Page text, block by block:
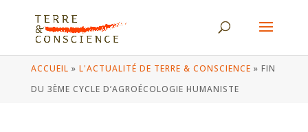
ACCUEIL » L'ACTUALITÉ DE TERRE & CONSCIENCE » FIN
DU 3ÈME CYCLE D’AGROÉCOLOGIE HUMANISTE